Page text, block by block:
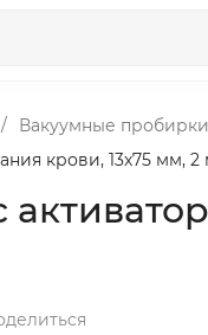
/ Вакуумные пробирки
крови, 13х75 мм, 2